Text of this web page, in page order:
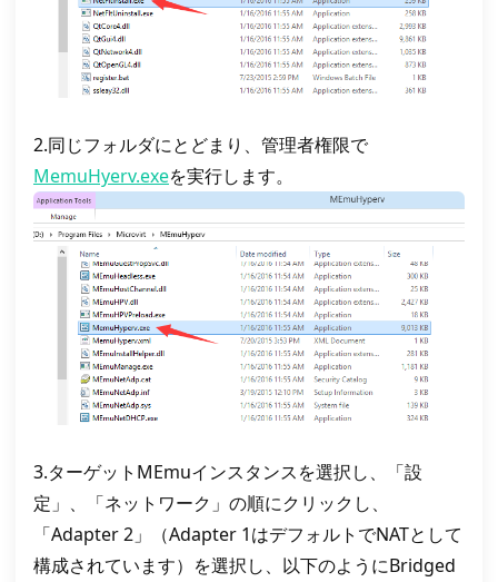
2.同じフォルダにとどまり、管理者権限で
MemuHyerv.exeを実行します。
3.ターゲットMEmuインスタンスを選択し、「設
定」、「ネットワーク」の順にクリックし、
「Adapter 2」（Adapter 1はデフォルトでNATとして
構成されています）を選択し、以下のようにBridged